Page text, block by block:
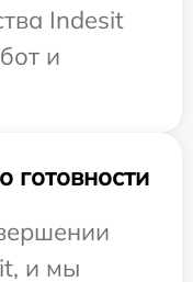
Indesit
и
и мы